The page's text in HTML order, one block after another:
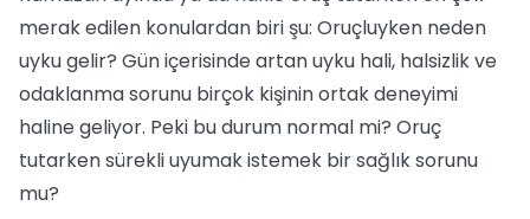
merak edilen konulardan biri şu: Oruçluyken neden
uyku gelir? Gün içerisinde artan uyku hali, halsizlik ve
odaklanma sorunu birçok kişinin ortak deneyimi
haline geliyor. Peki bu durum normal mi? Oruç
tutarken sürekli uyumak istemek bir sağlık sorunu
mu?